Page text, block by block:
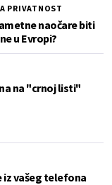
PRIVATNOST
naočare biti
u Evropi?
na "crnoj listi"
vašeg telefona